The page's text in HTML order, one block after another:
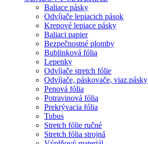
Baliace pásky
Odvíjače lepiacich pások
Krepové lepiace pásky
Baliaci papier
Bezpečnostné plomby
Bublinková fólia
Lepenky
Odvíjače stretch fólie
Odvíjače, páskovače, viaz.pásky
Penová fólia
Potravinová fólia
Prekrývacia fólia
Tubus
Stretch fólie ručné
Stretch fólia strojná